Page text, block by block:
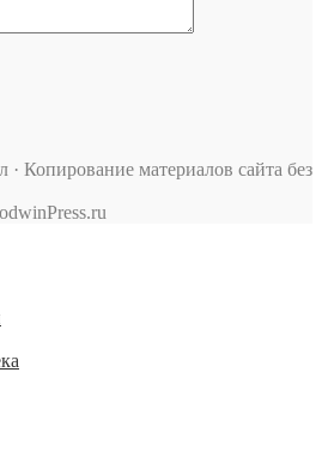
Копирование материалов сайта без